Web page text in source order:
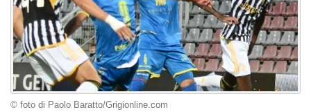
© foto di Paolo Baratto/Grigionline.com